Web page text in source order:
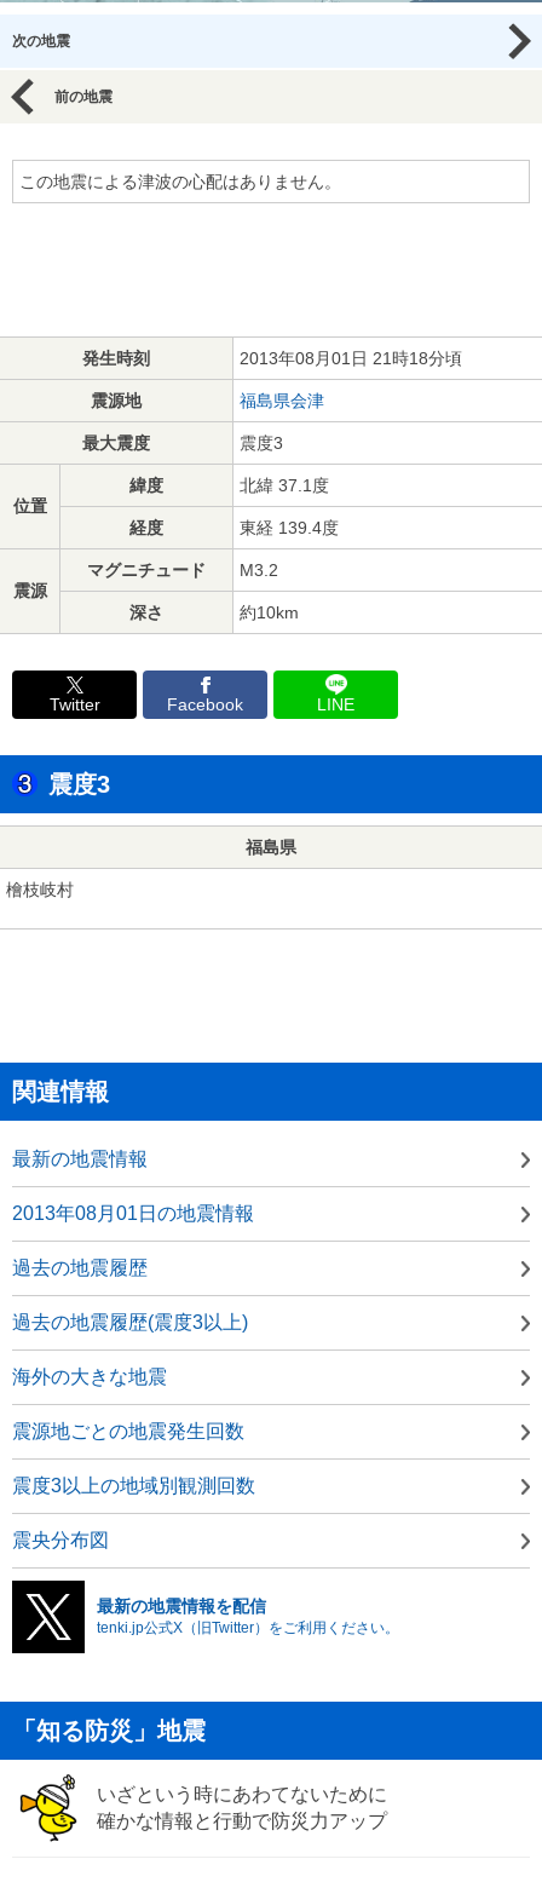
次の地震
前の地震
この地震による津波の心配はありません。
発生時刻 2013年08月01日 21時18分頃
震源地 福島県会津
最大震度 震度3
位置
緯度 北緯 37.1度
経度 東経 139.4度
震源
マグニチュード M3.2
深さ 約10km
Twitter Facebook LINE
震度3
福島県
檜枝岐村
関連情報
最新の地震情報
2013年08月01日の地震情報
過去の地震履歴
過去の地震履歴(震度3以上)
海外の大きな地震
震源地ごとの地震発生回数
震度3以上の地域別観測回数
震央分布図
最新の地震情報を配信
tenki.jp公式X（旧Twitter）をご利用ください。
「知る防災」地震
いざという時にあわてないために
確かな情報と行動で防災力アップ